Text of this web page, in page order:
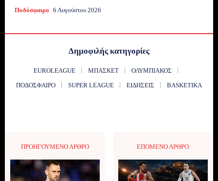
Ποδόσφαιρο 6 Αυγούστου 2026
Δημοφιλής κατηγορίες
EUROLEAGUE ΜΠΆΣΚΕΤ
ΟΛΥΜΠΙΑΚΌΣ
ΠΟΔΌΣΦΑΙΡΟ
SUPER LEAGUE ΕΙΔΉΣΕΙΣ BASKETIKA
ΠΡΟΗΓΟΎΜΕΝΟ ΆΡΘΡΟ ΕΠΌΜΕΝΟ ΆΡΘΡΟ